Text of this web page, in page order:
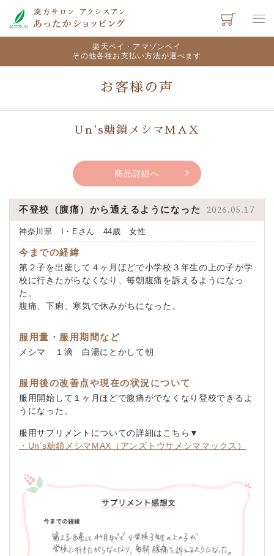
楽天ペイ・アマゾンペイ
その他各種お支払い方法が選べます
お客様の声
Un's糖鎖メシマMAX
商品詳細へ
不登校（腹痛）から通えるようになった 2026.05.17
神奈川県 I・Eさん 44歳 女性
今までの経緯
第２子を出産して４ヶ月ほどで小学校３年生の上の子が学
校に行きたがらなくなり、毎朝腹痛を訴えるようになっ
た。
腹痛、下痢、寒気で休みがちになった。
服用量・服用期間など
メシマ １滴 白湯にとかして朝
服用後の改善点や現在の状況について
服用開始して１ヶ月ほどで腹痛がでなくなり登校できるよ
うになった。
服用サプリメントについての詳細はこちら▼
・Un’s糖鎖メシマMAX（アンズトウサメシママックス）